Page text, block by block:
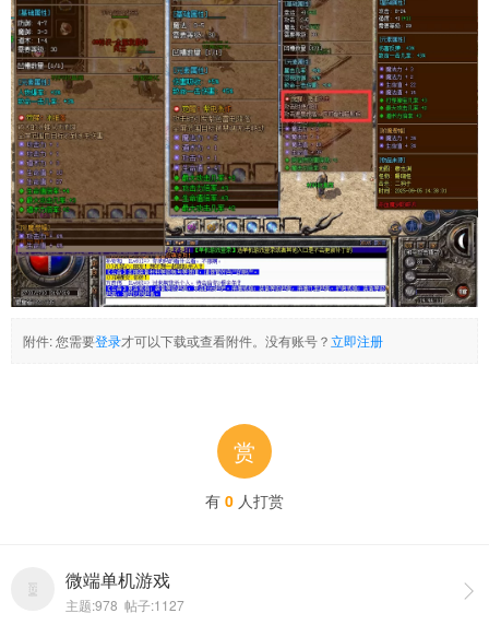
附件:您需要登录才可以下载或查看附件。没有账号？立即注册
赏
有 0 人打赏

微端单机游戏
主题:978 帖子:1127